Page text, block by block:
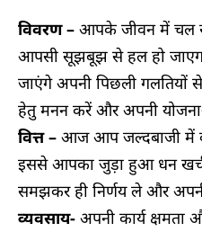
विवरण – आपके जीवन में चल
आपसी सूझबूझ से हल हो जाएगा
जाएंगे अपनी पिछली गलतियों
हेतु मनन करें और अपनी
वित्त – आज आप जल्दबाजी में
इससे आपका जुड़ा हुआ धन
समझकर ही निर्णय ले और
व्यवसाय- अपनी कार्य क्षमता